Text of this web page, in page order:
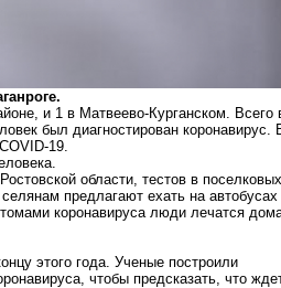
и 1 в Матвеево-Курганском. Всего
был диагностирован коронавирус.
19.
области, тестов в поселковых
предлагают ехать на автобусах
коронавируса люди лечатся
этого года . Ученые построили
чтобы предсказать, что